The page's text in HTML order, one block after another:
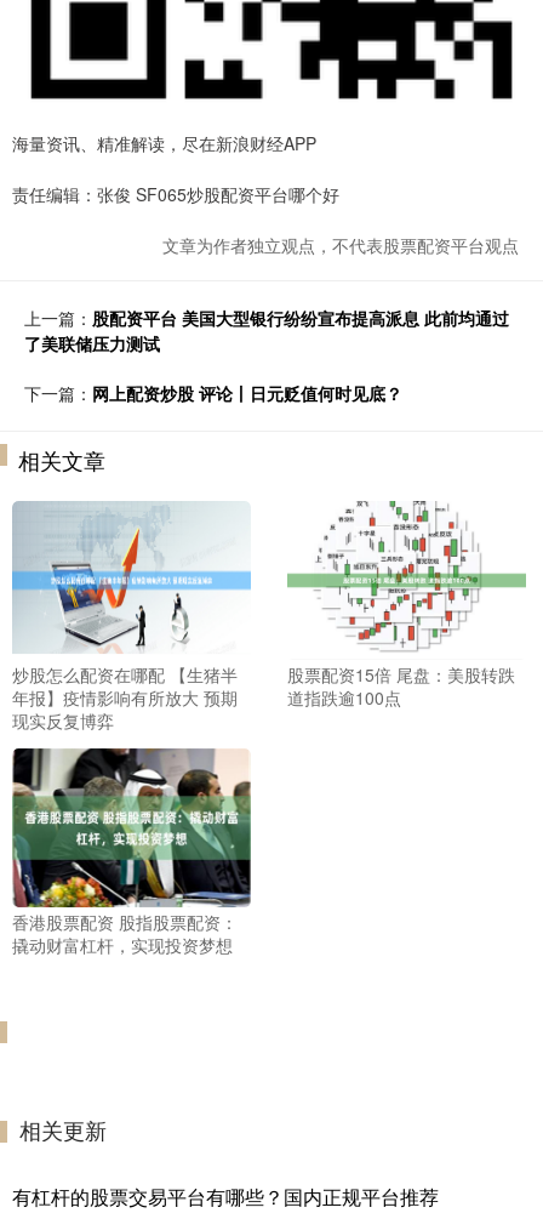
海量资讯、精准解读，尽在新浪财经APP
责任编辑：张俊 SF065炒股配资平台哪个好
文章为作者独立观点，不代表股票配资平台观点
上一篇： 股配资平台 美国大型银行纷纷宣布提高派息 此前均通过
了美联储压力测试
下一篇： 网上配资炒股 评论丨日元贬值何时见底？
相关文章
炒股怎么配资在哪配 【生猪半
年报】疫情影响有所放大 预期
现实反复博弈
股票配资15倍 尾盘：美股转跌
道指跌逾100点
香港股票配资 股指股票配资：
撬动财富杠杆，实现投资梦想
相关更新
有杠杆的股票交易平台有哪些？国内正规平台推荐